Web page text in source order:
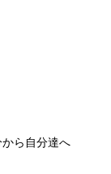
ら自分達へ